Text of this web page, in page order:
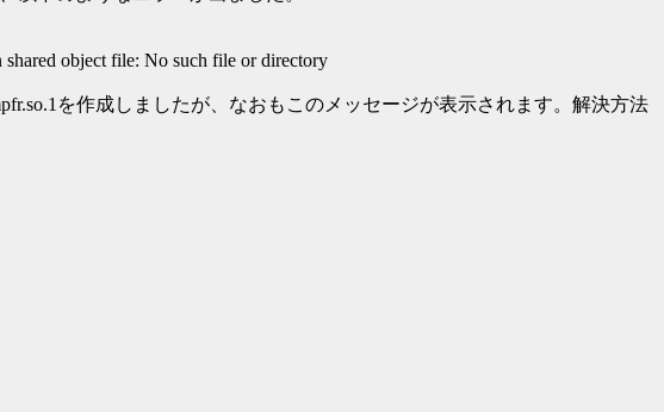
object file: No such file or directory
を作成しましたが、なおもこのメッセージが表示されます。解決方法